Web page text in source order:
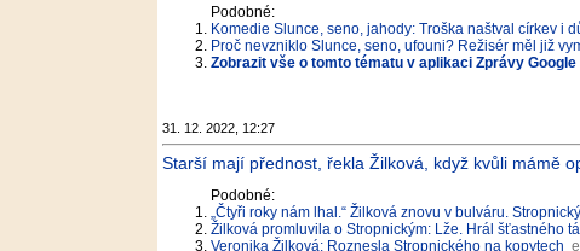
Podobné:
Komedie Slunce, seno, jahody: Troška naštval církev i
Proč nevzniklo Slunce, seno, ufouni? Režisér měl již
Zobrazit vše o tomto tématu v aplikaci Zprávy Google
31. 12. 2022, 12:27
Starší mají přednost, řekla Žilková, když kvůli mámě
Podobné:
„Čtyři roky nám lhal.“ Žilková znovu v bulváru.
Žilková promluvila o Stropnickým: Lže. Hrál šťastného
Veronika Žilková: Roznesla Stropnického na kopytech